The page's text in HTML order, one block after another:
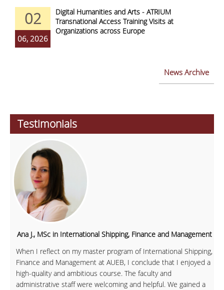
02
06, 2026
Digital Humanities and Arts - ATRIUM
Transnational Access Training Visits at
Organizations across Europe
News Archive
Testimonials
Ana J., MSc in International Shipping, Finance and Management
When I reflect on my master program of International Shipping,
Finance and Management at AUEB, I conclude that I enjoyed a
high-quality and ambitious course. The faculty and
administrative staff were welcoming and helpful. We gained a